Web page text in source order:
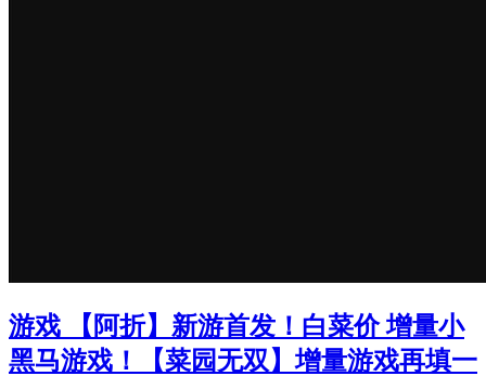
游戏 【阿折】新游首发！白菜价 增量小
黑马游戏！【菜园无双】增量游戏再填一